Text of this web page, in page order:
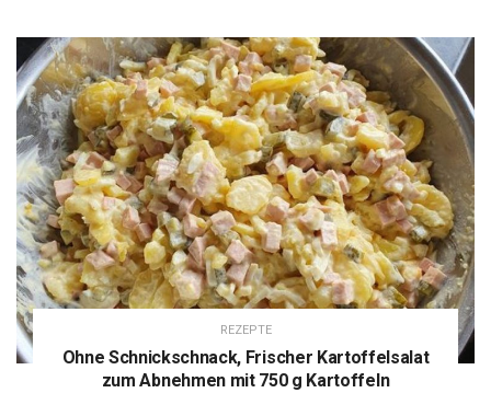
REZEPTE
Ohne Schnickschnack, Frischer Kartoffelsalat
zum Abnehmen mit 750 g Kartoffeln